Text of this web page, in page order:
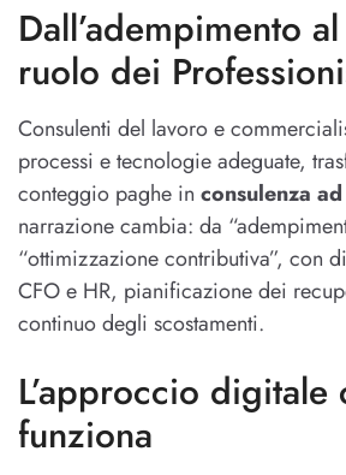
Dall’adempimento
ruolo dei
Consulenti del lavoro e
processi e tecnologie adeguate,
conteggio paghe in consulenza
narrazione cambia: da
“ottimizzazione contributiva”, con
CFO e HR, pianificazione dei
continuo degli scostamenti.
L’approccio digitale
funziona